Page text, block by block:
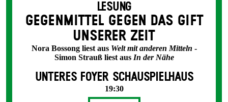
LESUNG
GEGEN­MITTEL GEGEN DAS GIFT
UNSERER ZEIT
Nora Bossong liest aus Welt mit anderen Mitteln -
Simon Strauß liest aus In der Nähe
UNTERES FOYER SCHAUSPIELHAUS
19:30